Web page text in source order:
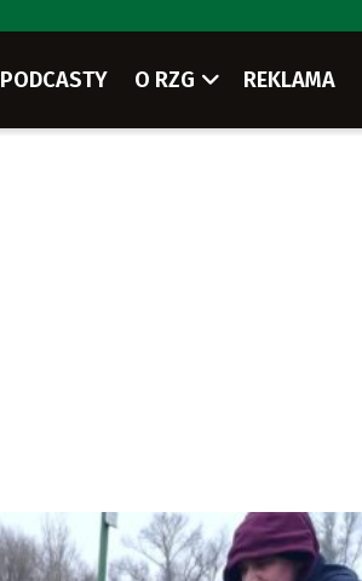
PODCASTY O RZG REKLAMA